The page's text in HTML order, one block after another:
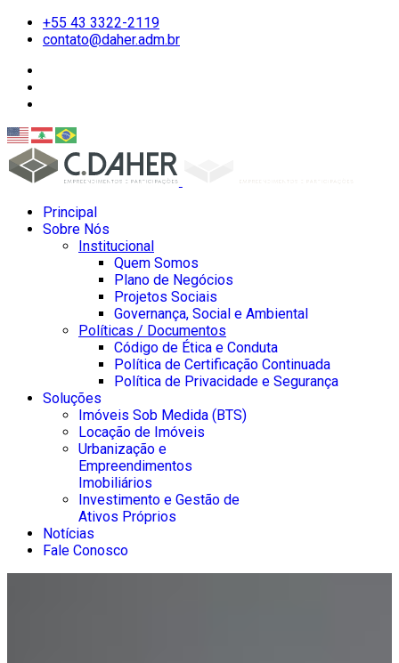
+55 43 3322-2119
contato@daher.adm.br
Principal
Sobre Nós
Institucional
Quem Somos
Plano de Negócios
Projetos Sociais
Governança, Social e Ambiental
Políticas / Documentos
Código de Ética e Conduta
Política de Certificação Continuada
Política de Privacidade e Segurança
Soluções
Imóveis Sob Medida (BTS)
Locação de Imóveis
Urbanização e
Empreendimentos
Imobiliários
Investimento e Gestão de
Ativos Próprios
Notícias
Fale Conosco